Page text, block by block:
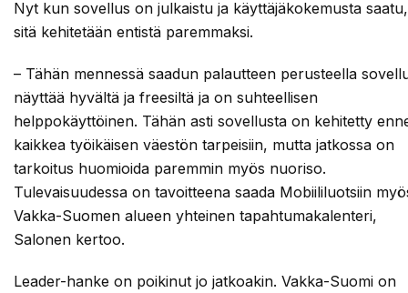
Nyt kun sovellus on julkaistu ja käyttäjäkokemusta saatu,
sitä kehitetään entistä paremmaksi.
– Tähän mennessä saadun palautteen perusteella
näyttää hyvältä ja freesiltä ja on suhteellisen
helppokäyttöinen. Tähän asti sovellusta on kehitetty
kaikkea työikäisen väestön tarpeisiin, mutta jatkossa on
tarkoitus huomioida paremmin myös nuoriso.
Tulevaisuudessa on tavoitteena saada Mobiililuotsiin
Vakka-Suomen alueen yhteinen tapahtumakalenteri,
Salonen kertoo.
Leader-hanke on poikinut jo jatkoakin. Vakka-Suomi on